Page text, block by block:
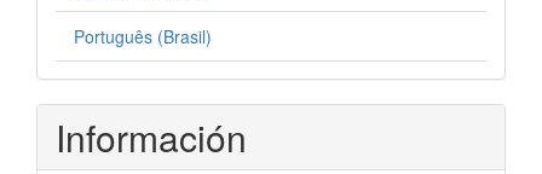
Português (Brasil)
Información